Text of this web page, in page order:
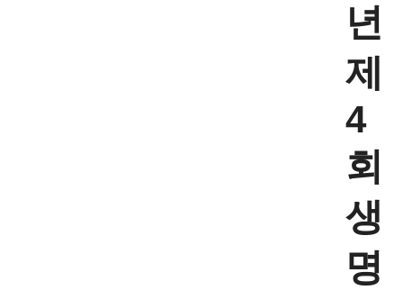
년
제
4
회
생
명